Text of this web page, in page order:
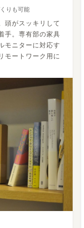
りも可能
頭がスッキリして
手。専有部の家具
モニターに対応す
モートワーク用に